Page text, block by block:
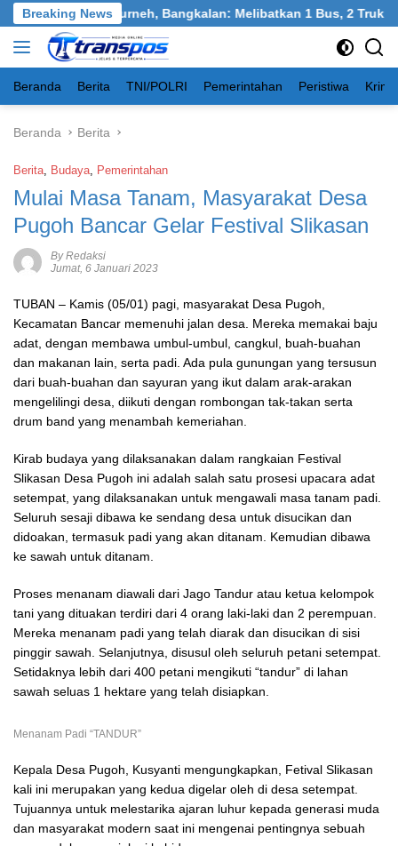
Langsung
ke
konten
Breaking News
Tangkel, Burneh, Bangkalan: Melibatkan 1 Bus, 2 Truk, 1
Beranda Berita TNI/POLRI Pemerintahan Peristiwa
Beranda Berita
Berita, Budaya, Pemerintahan
Mulai Masa Tanam, Masyarakat Desa
Pugoh Bancar Gelar Festival Slikasan
By Redaksi
Jumat, 6 Januari 2023
TUBAN – Kamis (05/01) pagi, masyarakat Desa Pugoh,
Kecamatan Bancar memenuhi jalan desa. Mereka memakai baju
adat, dengan membawa umbul-umbul, cangkul, buah-buahan
dan makanan lain, serta padi. Ada pula gunungan yang tersusun
dari buah-buahan dan sayuran yang ikut dalam arak-arakan
mengelilingi desa, diikuti dengan rombongan tak-takan serta
drum band yang menambah kemeriahan.
Kirab budaya yang dilaksanakan dalam rangkaian Festival
Slikasan Desa Pugoh ini adalah salah satu prosesi upacara adat
setempat, yang dilaksanakan untuk mengawali masa tanam padi.
Seluruh sesaji dibawa ke sendang desa untuk disucikan dan
didoakan, termasuk padi yang akan ditanam. Kemudian dibawa
ke sawah untuk ditanam.
Proses menanam diawali dari Jago Tandur atau ketua kelompok
tani yang dituakan terdiri dari 4 orang laki-laki dan 2 perempuan.
Mereka menanam padi yang telah diarak dan disucikan di sisi
pinggir sawah. Selanjutnya, disusul oleh seluruh petani setempat.
Setidaknya lebih dari 400 petani mengikuti “tandur” di lahan
sawah seluas 1 hektare yang telah disiapkan.
Menanam Padi “TANDUR”
Kepala Desa Pugoh, Kusyanti mengungkapkan, Fetival Slikasan
kali ini merupakan yang kedua digelar oleh di desa setempat.
Tujuannya untuk melestarika ajaran luhur kepada generasi muda
dan masyarakat modern saat ini mengenai pentingnya sebuah